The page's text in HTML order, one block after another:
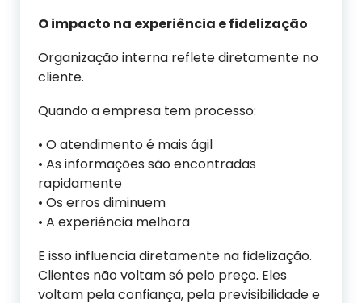
O impacto na experiência e fidelização
Organização interna reflete diretamente no
cliente.
Quando a empresa tem processo:
• O atendimento é mais ágil
• As informações são encontradas
rapidamente
• Os erros diminuem
• A experiência melhora
E isso influencia diretamente na fidelização.
Clientes não voltam só pelo preço. Eles
voltam pela confiança, pela previsibilidade e